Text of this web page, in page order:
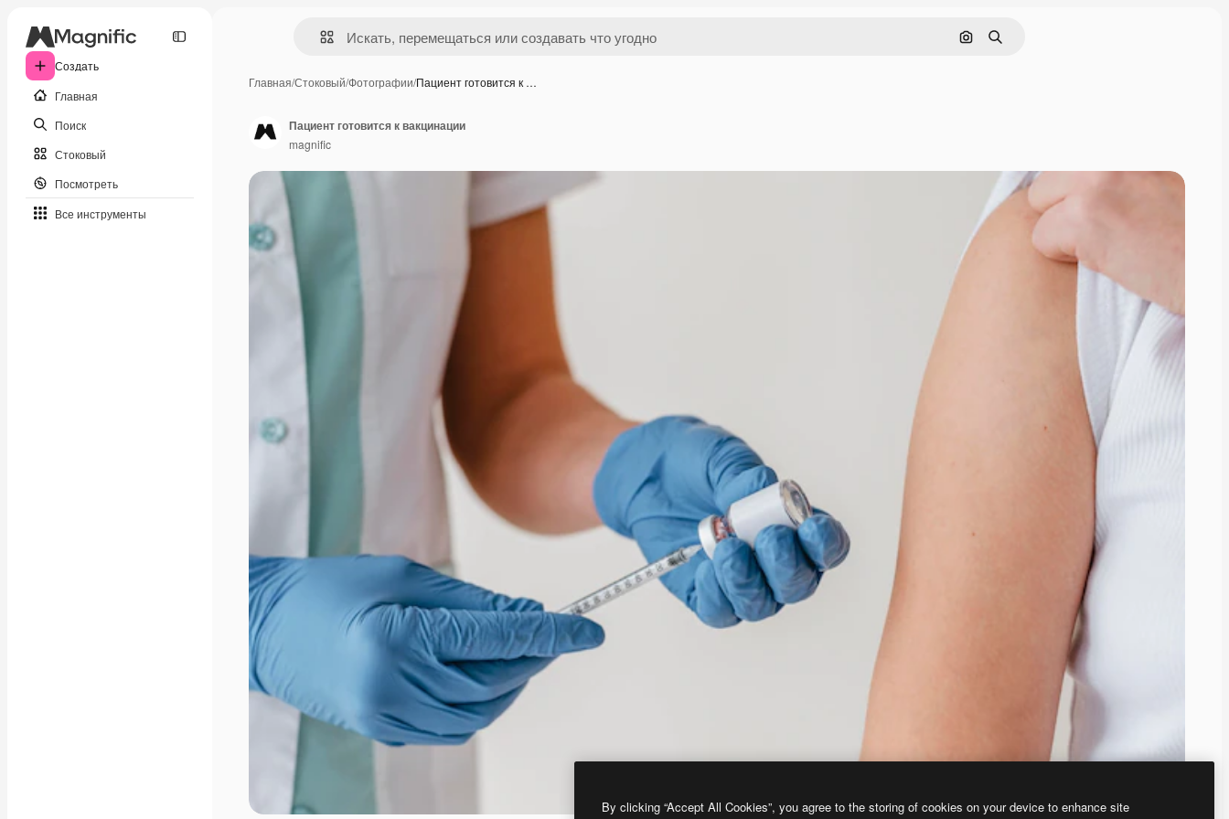
Создать
Главная
Поиск
Стоковый
Посмотреть
Все инструменты
Поиск по изображению
Поиск
Главная/Стоковый/Фотографии/Пациент готовится к …
Пациент готовится к вакцинации
magnific
By clicking “Accept All Cookies”, you agree to the storing of cookies on your device to enhance site